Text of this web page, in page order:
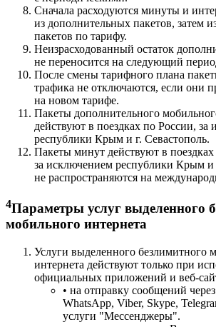
Сначала расходуются минуты и
из дополнительных пакетов, затем
пакетов по тарифу.
Неизрасходованный остаток
не переносится на следующий
После смены тарифного плана
трафика не отключаются, если они
на новом тарифе.
Пакеты дополнительного
действуют в поездках по России, за
республики Крым и г. Севастополь.
Пакеты минут действуют в
за исключением республики Крым и
не распространяются на
4Параметры услуг выделенного
мобильного интернета
Услуги выделенного безлимитного
интернета действуют только при
официальных приложений и веб-
• на отправку сообщений
WhatsApp, Viber, Skype,
услуги "Мессенджеры".